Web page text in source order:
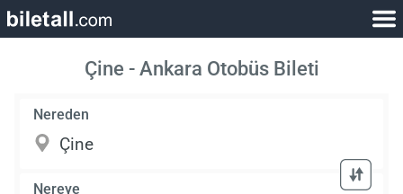
Çine - Ankara Otobüs Bileti
Nereden
Nereye